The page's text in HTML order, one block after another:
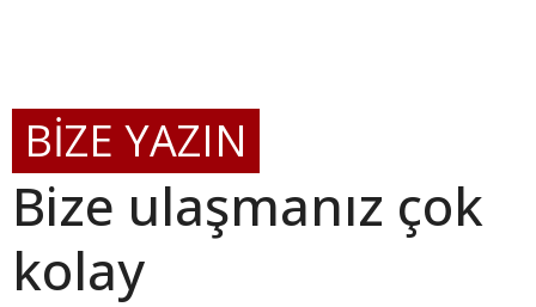
BİZE YAZIN
Bize ulaşmanız çok
kolay